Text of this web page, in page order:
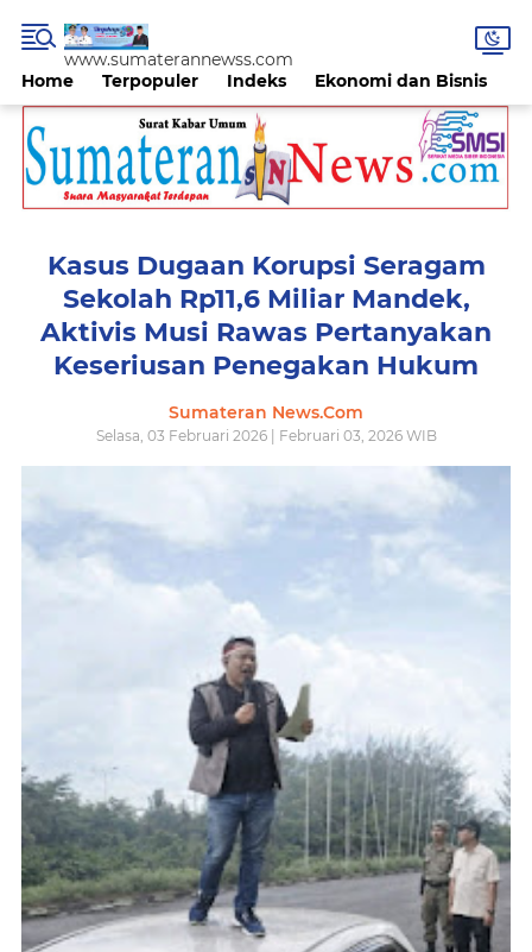
Home Terpopuler Indeks Ekonomi dan Bisnis
www.sumaterannewss.com
Kasus Dugaan Korupsi Seragam
Sekolah Rp11,6 Miliar Mandek,
Aktivis Musi Rawas Pertanyakan
Keseriusan Penegakan Hukum
Sumateran News.Com
Selasa, 03 Februari 2026 | Februari 03, 2026 WIB